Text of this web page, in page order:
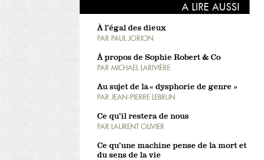
A LIRE AUSSI
À l’égal des dieux
PAR PAUL JORION
À propos de Sophie Robert & Co
PAR MICHAEL LARIVIÈRE
Au sujet de la « dysphorie de genre »
PAR JEAN-PIERRE LEBRUN
Ce qu’il restera de nous
PAR LAURENT OLIVIER
Ce qu’une machine pense de la mort et
du sens de la vie